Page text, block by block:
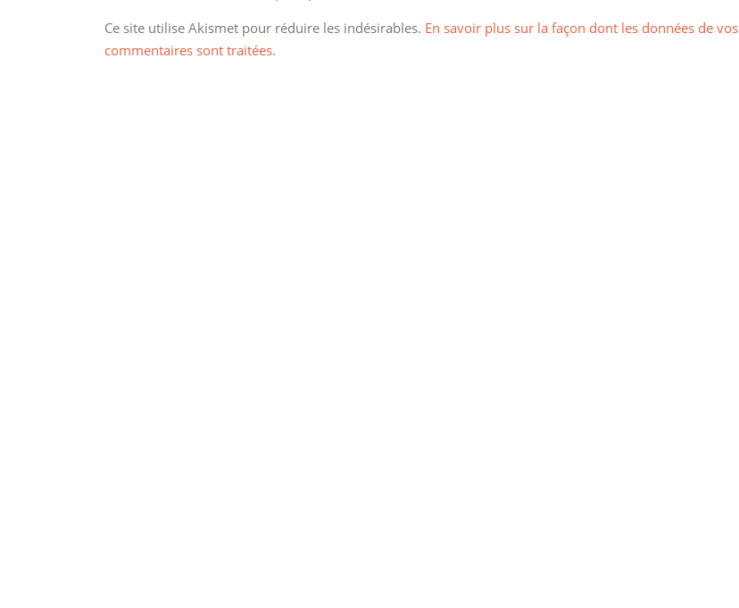
Ce site utilise Akismet pour réduire les indésirables. En savoir plus sur la façon dont les données de vos
commentaires sont traitées.